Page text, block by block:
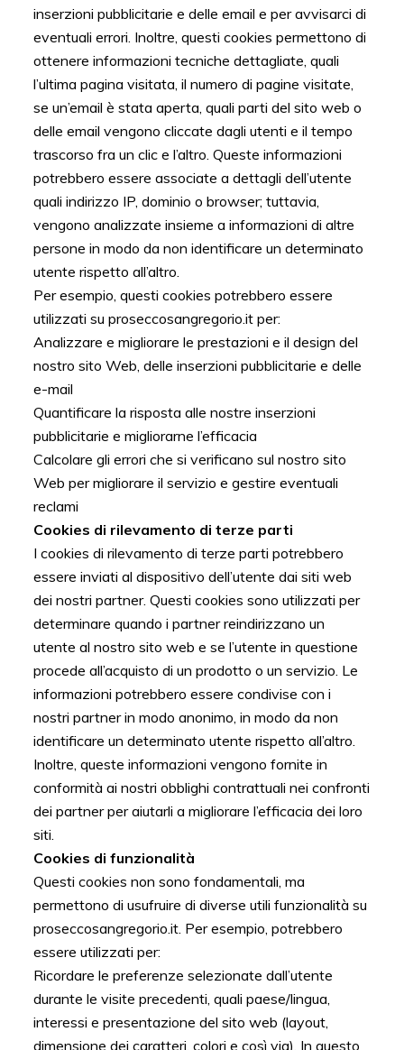
inserzioni pubblicitarie e delle email e per avvisarci di
eventuali errori. Inoltre, questi cookies permettono di
ottenere informazioni tecniche dettagliate, quali
l’ultima pagina visitata, il numero di pagine visitate,
se un’email è stata aperta, quali parti del sito web o
delle email vengono cliccate dagli utenti e il tempo
trascorso fra un clic e l’altro. Queste informazioni
potrebbero essere associate a dettagli dell’utente
quali indirizzo IP, dominio o browser; tuttavia,
vengono analizzate insieme a informazioni di altre
persone in modo da non identificare un determinato
utente rispetto all’altro.
Per esempio, questi cookies potrebbero essere
utilizzati su proseccosangregorio.it per:
Analizzare e migliorare le prestazioni e il design del
nostro sito Web, delle inserzioni pubblicitarie e delle
e-mail
Quantificare la risposta alle nostre inserzioni
pubblicitarie e migliorarne l’efficacia
Calcolare gli errori che si verificano sul nostro sito
Web per migliorare il servizio e gestire eventuali
reclami
Cookies di rilevamento di terze parti
I cookies di rilevamento di terze parti potrebbero
essere inviati al dispositivo dell’utente dai siti web
dei nostri partner. Questi cookies sono utilizzati per
determinare quando i partner reindirizzano un
utente al nostro sito web e se l’utente in questione
procede all’acquisto di un prodotto o un servizio. Le
informazioni potrebbero essere condivise con i
nostri partner in modo anonimo, in modo da non
identificare un determinato utente rispetto all’altro.
Inoltre, queste informazioni vengono fornite in
conformità ai nostri obblighi contrattuali nei confronti
dei partner per aiutarli a migliorare l’efficacia dei loro
siti.
Cookies di funzionalità
Questi cookies non sono fondamentali, ma
permettono di usufruire di diverse utili funzionalità su
proseccosangregorio.it. Per esempio, potrebbero
essere utilizzati per:
Ricordare le preferenze selezionate dall’utente
durante le visite precedenti, quali paese/lingua,
interessi e presentazione del sito web (layout,
dimensione dei caratteri, colori e così via). In questo